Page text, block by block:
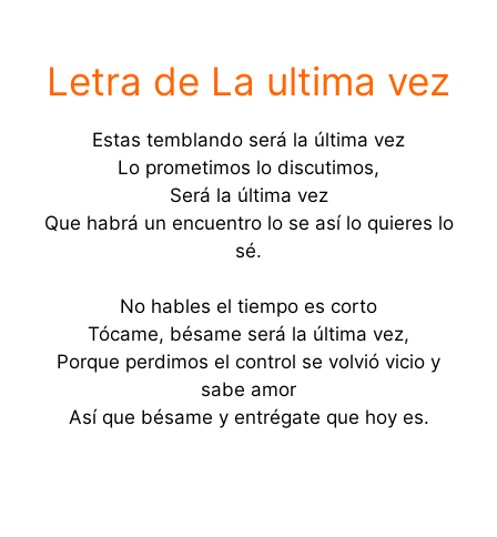
Letra de La ultima vez
Estas temblando será la última vez
Lo prometimos lo discutimos,
Será la última vez
Que habrá un encuentro lo se así lo quieres lo
sé.
No hables el tiempo es corto
Tócame, bésame será la última vez,
Porque perdimos el control se volvió vicio y
sabe amor
Así que bésame y entrégate que hoy es.